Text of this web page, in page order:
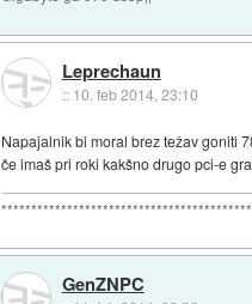
Leprechaun
:: 10. feb 2014, 23:10
Napajalnik bi moral brez težav goniti
če imaš pri roki kakšno drugo pci-e
GenZNPC